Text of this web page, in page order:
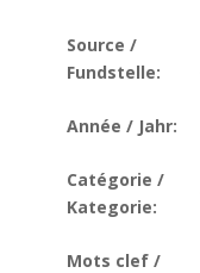
Source /
Fundstelle:
Année / Jahr:
Catégorie /
Kategorie:
Mots clef /